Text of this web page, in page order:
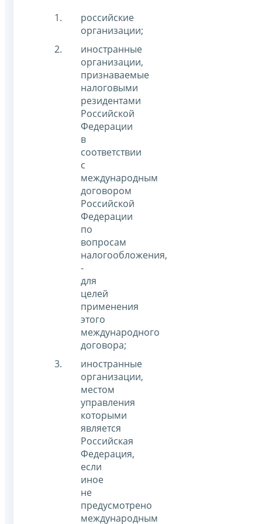
российские
организации;
иностранные
организации,
признаваемые
налоговыми
резидентами
Российской
Федерации
в
соответствии
с
международным
договором
Российской
Федерации
по
вопросам
налогообложения,
-
для
целей
применения
этого
международного
договора;
иностранные
организации,
местом
управления
которыми
является
Российская
Федерация,
если
иное
не
предусмотрено
международным